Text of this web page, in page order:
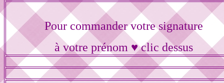
Pour commander votre signature
à votre prénom ♥ clic dessus